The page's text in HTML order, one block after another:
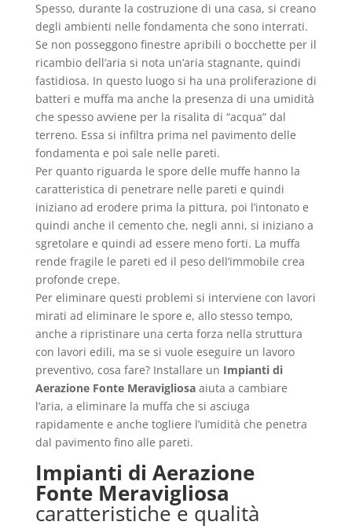
Spesso, durante la costruzione di una casa, si creano
degli ambienti nelle fondamenta che sono interrati.
Se non posseggono finestre apribili o bocchette per il
ricambio dell’aria si nota un’aria stagnante, quindi
fastidiosa. In questo luogo si ha una proliferazione di
batteri e muffa ma anche la presenza di una umidità
che spesso avviene per la risalita di “acqua” dal
terreno. Essa si infiltra prima nel pavimento delle
fondamenta e poi sale nelle pareti.
Per quanto riguarda le spore delle muffe hanno la
caratteristica di penetrare nelle pareti e quindi
iniziano ad erodere prima la pittura, poi l’intonato e
quindi anche il cemento che, negli anni, si iniziano a
sgretolare e quindi ad essere meno forti. La muffa
rende fragile le pareti ed il peso dell’immobile crea
profonde crepe.
Per eliminare questi problemi si interviene con lavori
mirati ad eliminare le spore e, allo stesso tempo,
anche a ripristinare una certa forza nella struttura
con lavori edili, ma se si vuole eseguire un lavoro
preventivo, cosa fare? Installare un Impianti di
Aerazione Fonte Meravigliosaaiuta a cambiare
l’aria, a eliminare la muffa che si asciuga
rapidamente e anche togliere l’umidità che penetra
dal pavimento fino alle pareti.
Impianti di Aerazione
Fonte Meravigliosa
caratteristiche e qualità